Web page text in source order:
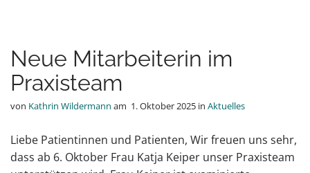
Neue Mitarbeiterin im
Praxisteam
von Kathrin Wildermann am 1. Oktober 2025 in Aktuelles
Liebe Patientinnen und Patienten, Wir freuen uns sehr,
dass ab 6. Oktober Frau Katja Keiper unser Praxisteam